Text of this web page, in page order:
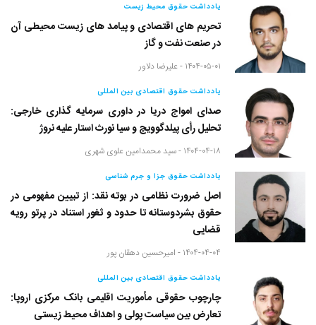
یادداشت حقوق محیط زیست
تحریم های اقتصادی و پیامد های زیست محیطی آن
در صنعت نفت و گاز
۱۴۰۴-۰۵-۰۱ - علیرضا دلاور
یادداشت حقوق اقتصادی بین المللی
صدای امواج دریا در داوری سرمایه گذاری خارجی:
تحلیل رأی پیلدگوویچ و سیا نورث استار علیه نروژ
۱۴۰۴-۰۴-۱۸ - سید محمدامین علوی شهری
یادداشت حقوق جزا و جرم شناسی
اصل ضرورت نظامی در بوته نقد: از تبیین مفهومی در
حقوق بشردوستانه تا حدود و ثغور استناد در پرتو رویه
قضایی
۱۴۰۴-۰۴-۰۴ - امیرحسین دهقان پور
یادداشت حقوق اقتصادی بین المللی
چارچوب حقوقی مأموریت اقلیمی بانک مرکزی اروپا:
تعارض بین سیاست پولی و اهداف محیط زیستی